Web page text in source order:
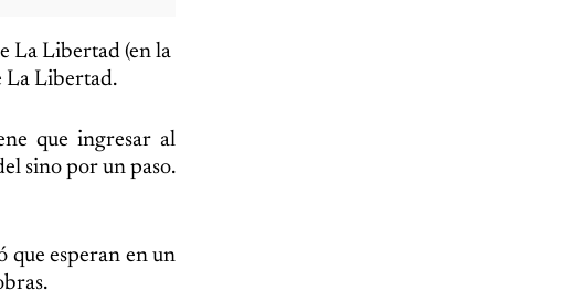
La Libertad (en la
La Libertad.
que ingresar al
sino por un paso.
que esperan en un